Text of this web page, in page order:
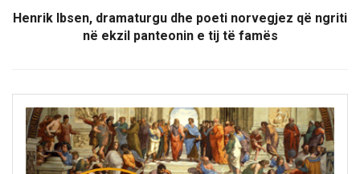
Henrik Ibsen, dramaturgu dhe poeti norvegjez që ngriti
në ekzil panteonin e tij të famës